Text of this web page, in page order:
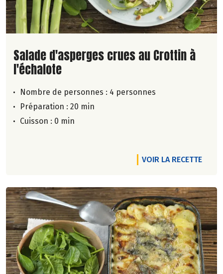
Lire la suite de la recette
Salade d'asperges crues au Crottin à
l'échalote
Nombre de personnes : 4 personnes
Préparation : 20 min
Cuisson : 0 min
VOIR LA RECETTE